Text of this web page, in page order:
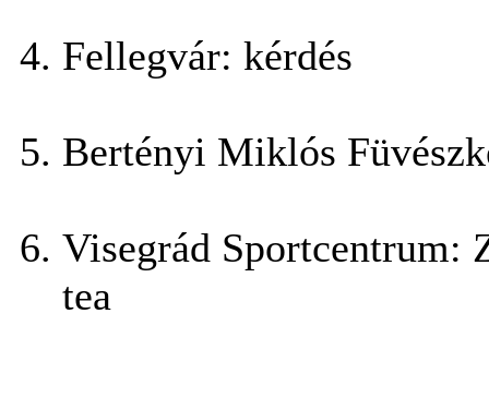
Fellegvár: kérdés
Bertényi Miklós
Visegrád Sportcentrum:
tea